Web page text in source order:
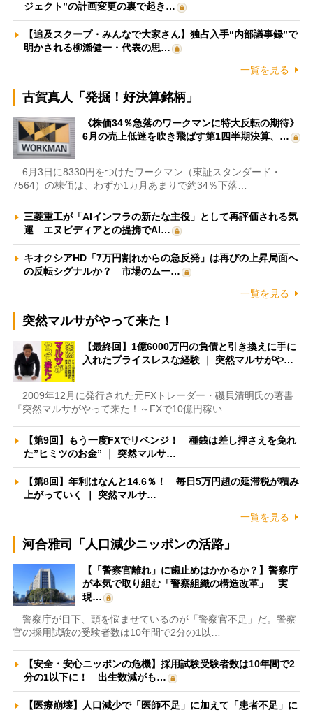
ジェクト”の計画変更の裏で起き…
【追及スクープ・みんなで大家さん】独占入手“内部議事録”で
明かされる柳瀬健一・代表の思…
一覧を見る
古賀真人「発掘！好決算銘柄」
《株価34％急落のワークマンに特大反転の期待》
6月の売上低迷を吹き飛ばす第1四半期決算、…
6月3日に8330円をつけたワークマン（東証スタンダード・
7564）の株価は、わずか1カ月あまりで約34％下落…
三菱重工が「AIインフラの新たな主役」として再評価される気
運 エヌビディアとの提携でAI…
キオクシアHD「7万円割れからの急反発」は再びの上昇局面へ
の反転シグナルか？ 市場のムー…
一覧を見る
突然マルサがやって来た！
【最終回】1億6000万円の負債と引き換えに手に
入れたプライスレスな経験 ｜ 突然マルサがや…
2009年12月に発行された元FXトレーダー・磯貝清明氏の著書
『突然マルサがやって来た！～FXで10億円稼い…
【第9回】もう一度FXでリベンジ！ 種銭は差し押さえを免れ
た”ヒミツのお金” ｜ 突然マルサ…
【第8回】年利はなんと14.6％！ 毎日5万円超の延滞税が積み
上がっていく ｜ 突然マルサ…
一覧を見る
河合雅司「人口減少ニッポンの活路」
【「警察官離れ」に歯止めはかかるか？】警察庁
が本気で取り組む「警察組織の構造改革」 実
現…
警察庁が目下、頭を悩ませているのが「警察官不足」だ。警察
官の採用試験の受験者数は10年間で2分の1以…
【安全・安心ニッポンの危機】採用試験受験者数は10年間で2
分の1以下に！ 出生数減がも…
【医療崩壊】人口減少で「医師不足」に加えて「患者不足」に